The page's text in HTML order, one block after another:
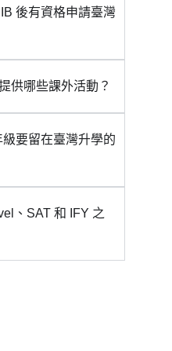
後有資格申請臺灣
供哪些課外活動？
要留在臺灣升學的
、SAT 和 IFY 之